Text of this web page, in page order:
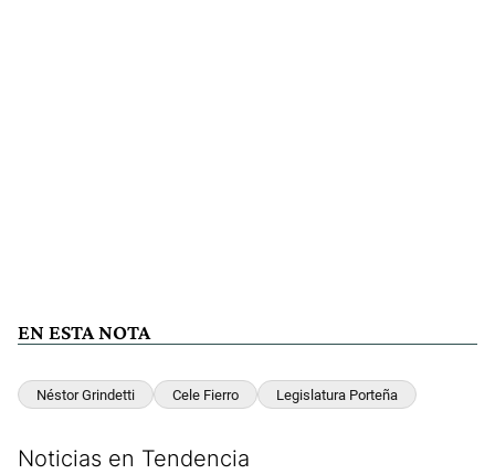
EN ESTA NOTA
Néstor Grindetti Cele Fierro Legislatura Porteña
Noticias en Tendencia